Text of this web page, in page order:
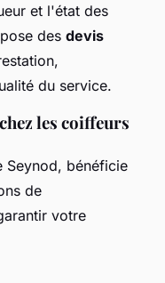
et l'état des
des devis
du service.
les coiffeurs
Seynod, bénéficie
de
votre